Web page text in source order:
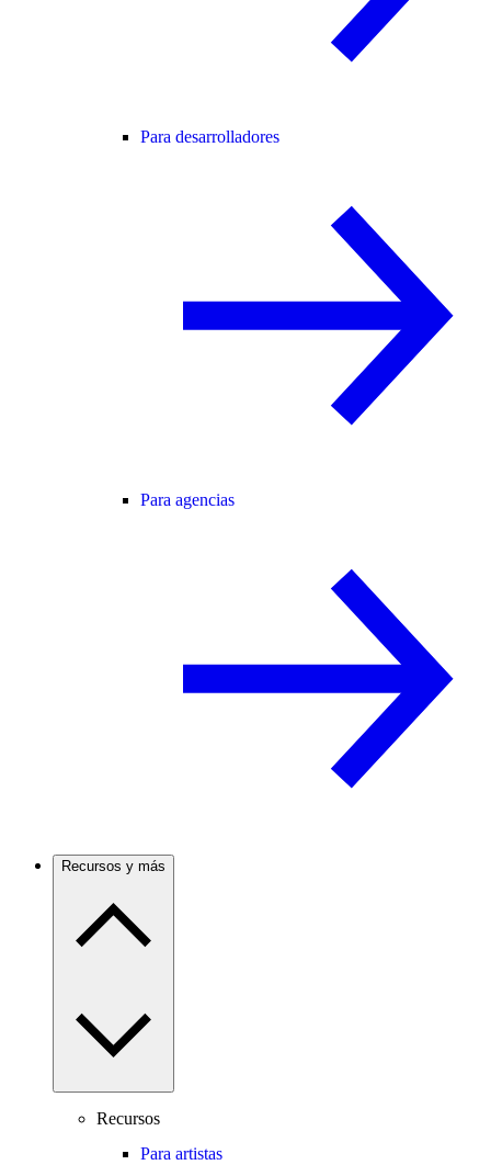
Para desarrolladores
Para agencias
Recursos y más
Recursos
Para artistas